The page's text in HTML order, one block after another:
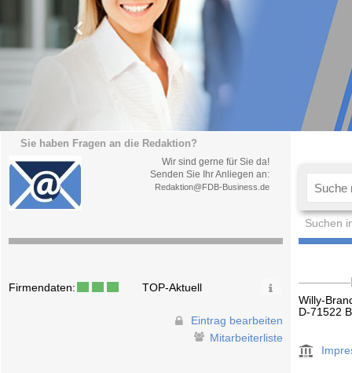
Sie haben Fragen an die Redaktion?
Wir sind gerne für Sie da!
Senden Sie Ihr Anliegen an:
Redaktion@FDB-Business.de
Suchen
Firmendaten: TOP-Aktuell
Eintrag bearbeiten
Mitarbeiterliste
Willy-
D-71522